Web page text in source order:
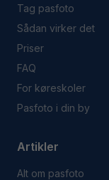
Tag pasfoto
Sådan virker det
Priser
FAQ
For køreskoler
Pasfoto i din by
Artikler
Alt om pasfoto